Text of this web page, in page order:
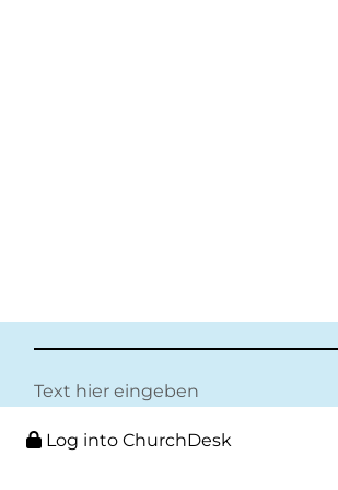
Text hier eingeben
Log into ChurchDesk